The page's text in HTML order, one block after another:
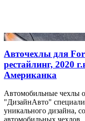
Авточехлы для
рестайлинг, 2020
Американка
Автомобильные чехлы
"ДизайнАвто"
уникального дизайна,